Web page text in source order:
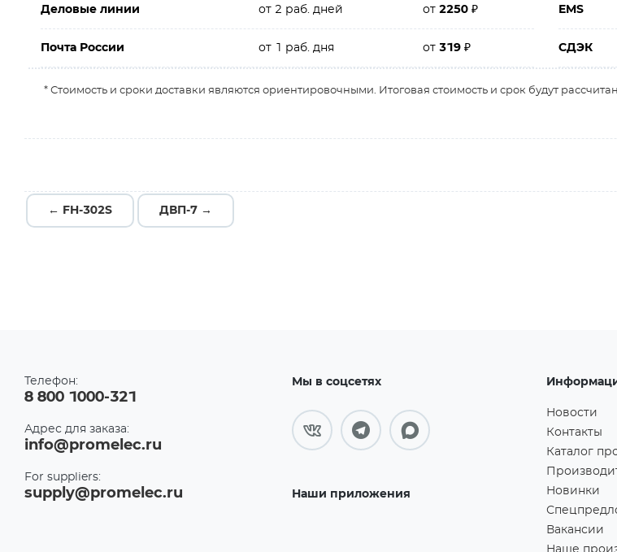
Деловые линии от 2 раб. дней от2250₽ EMS
Почта России от 1 раб. дня от319₽ СДЭК
* Стоимость и сроки доставки являются ориентировочными. Итоговая стоимость и срок будут
← FH-302S ДВП-7 →
Телефон:
8 800 1000-321
Адрес для заказа:
info@promelec.ru
For suppliers:
supply@promelec.ru
Мы в соцсетях
Наши приложения
Новости
Контакты
Каталог
Новинки
Вакансии
Наше